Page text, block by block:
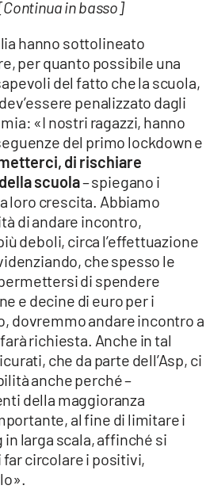
in basso]
hanno sottolineato
per quanto possibile una
del fatto che la scuola,
penalizzato dagli
«I nostri ragazzi, hanno
del primo lockdown e
di rischiare
scuola– spiegano i
loro crescita. Abbiamo
di andare incontro,
deboli, circa l’effettuazione
che spesso le
di spendere
e decine di euro per i
dovremmo andare incontro a
richiesta. Anche in tal
che da parte dell’Asp, ci
anche perché –
della maggioranza
al fine di limitare i
larga scala, affinché si
circolare i positivi,